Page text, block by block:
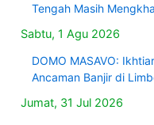
Tengah Masih
Sabtu, 1 Agu 2026
DOMO MASAVO:
Ancaman Banjir di
Jumat, 31 Jul 2026